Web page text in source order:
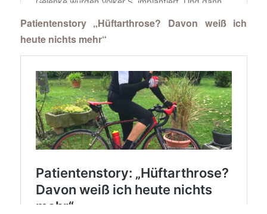
Patientenstory „Hüftarthrose? Davon weiß ich
heute nichts mehr“